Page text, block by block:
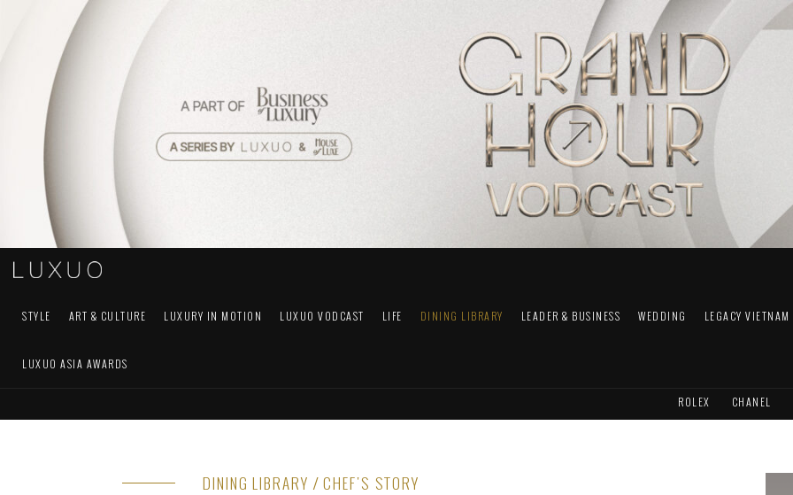
STYLE ART & CULTURE LUXURY IN MOTION LUXUO VODCAST LIFE DINING LIBRARY LEADER & BUSINESS WEDDING LEGACY VIETNAM
LUXUO ASIA AWARDS
ROLEX CHANEL
DINING LIBRARY / CHEF'S STORY